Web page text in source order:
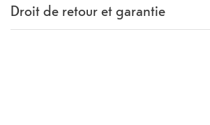
Droit de retour et garantie
Garantie
24 mois